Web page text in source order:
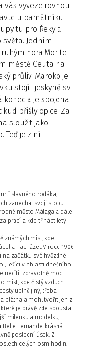
vás vyveze rovnou
u památníku
tu pro Řeky a
světa. Jedním
hora Monte
městě Ceuta na
průliv. Maroko je
stojí i jeskyně sv.
konec a je spojena
přišly opice. Za
sloužit jako
Teď je z ní
slavného rodáka,
zanechal svoji stopu
město Málaga a dále
prací a kde třináctiletý
známých míst, kde
a nacházel. V roce 1906
začátku své hvězdné
ležící v oblasti dnešního
necítil zdravotně moc
míst, kde čistý vzduch
úplně jiný, třeba
plátna a mohl tvořit jen z
je právě zde spousta.
milenku a modelku,
Fernande, krásná
poslední úsek. Z
celých osm hodin.